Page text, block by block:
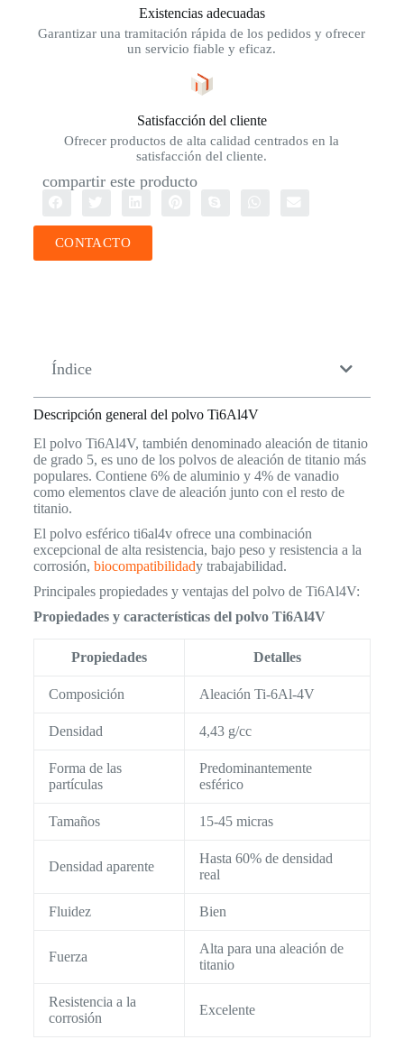
Existencias adecuadas
Garantizar una tramitación rápida de los pedidos y ofrecer
un servicio fiable y eficaz.
Satisfacción del cliente
Ofrecer productos de alta calidad centrados en la
satisfacción del cliente.
compartir este producto
CONTACTO
Índice
Descripción general del polvo Ti6Al4V
El polvo Ti6Al4V, también denominado aleación de titanio
de grado 5, es uno de los polvos de aleación de titanio más
populares. Contiene 6% de aluminio y 4% de vanadio
como elementos clave de aleación junto con el resto de
titanio.
El polvo esférico ti6al4v ofrece una combinación
excepcional de alta resistencia, bajo peso y resistencia a la
corrosión, biocompatibilidady trabajabilidad.
Principales propiedades y ventajas del polvo de Ti6Al4V:
Propiedades y características del polvo Ti6Al4V
Propiedades Detalles
Composición Aleación Ti-6Al-4V
Densidad 4,43 g/cc
Forma de las
partículas
Predominantemente
esférico
Tamaños 15-45 micras
Densidad aparente
Hasta 60% de densidad
real
Fluidez Bien
Fuerza
Alta para una aleación de
titanio
Resistencia a la
corrosión
Excelente